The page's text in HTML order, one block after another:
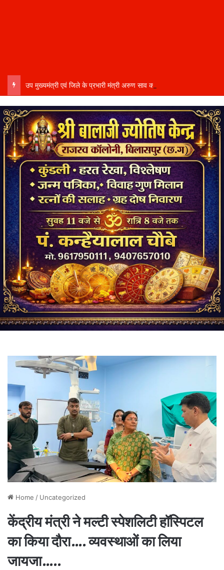
Home / Uncategorized
केंद्रीय मंत्री ने मल्टी स्पेशलिटी हॉस्पिटल
का किया दौरा…. व्यवस्थाओं का लिया
जायजा…..